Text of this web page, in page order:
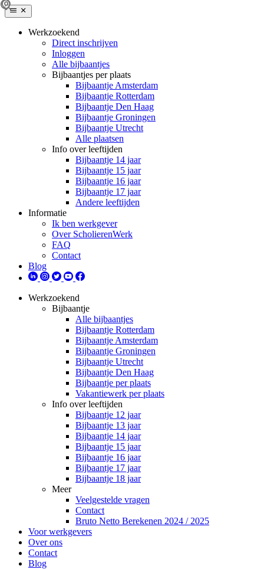
Werkzoekend
Direct inschrijven
Inloggen
Alle bijbaantjes
Bijbaantjes per plaats
Bijbaantje Amsterdam
Bijbaantje Rotterdam
Bijbaantje Den Haag
Bijbaantje Groningen
Bijbaantje Utrecht
Alle plaatsen
Info over leeftijden
Bijbaantje 14 jaar
Bijbaantje 15 jaar
Bijbaantje 16 jaar
Bijbaantje 17 jaar
Andere leeftijden
Informatie
Ik ben werkgever
Over ScholierenWerk
FAQ
Contact
Blog
Werkzoekend
Bijbaantje
Alle bijbaantjes
Bijbaantje Rotterdam
Bijbaantje Amsterdam
Bijbaantje Groningen
Bijbaantje Utrecht
Bijbaantje Den Haag
Bijbaantje per plaats
Vakantiewerk per plaats
Info over leeftijden
Bijbaantje 12 jaar
Bijbaantje 13 jaar
Bijbaantje 14 jaar
Bijbaantje 15 jaar
Bijbaantje 16 jaar
Bijbaantje 17 jaar
Bijbaantje 18 jaar
Meer
Veelgestelde vragen
Contact
Bruto Netto Berekenen 2024 / 2025
Voor werkgevers
Over ons
Contact
Blog